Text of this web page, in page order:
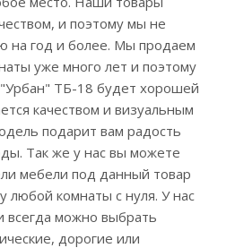
и поэтому мы не
на год и более. Мы продаем
уже много лет и поэтому
ТБ-18 будет хорошей
качеством и визуальным
подарит вам радость
Так же у нас вы можете
мебели под данный товар
любой комнаты с нуля. У нас
всегда можно выбрать
дорогие или